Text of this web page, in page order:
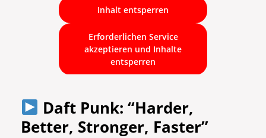
Inhalt entsperren
Erforderlichen Service
akzeptieren und Inhalte
entsperren
Daft Punk: “Harder,
Better, Stronger, Faster”